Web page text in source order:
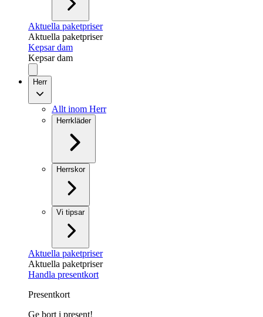
Aktuella paketpriser
Aktuella paketpriser
Kepsar dam
Kepsar dam
Herr
Allt inom Herr
Herrkläder
Herrskor
Vi tipsar
Aktuella paketpriser
Aktuella paketpriser
Handla presentkort
Presentkort
Ge bort i present!